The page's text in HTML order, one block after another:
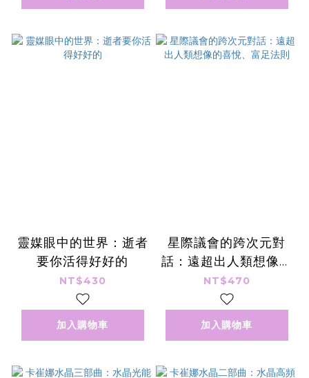
靈媒眼中的世界：逝者
要你活得好好的
NT$430
加入購物車
星際議會的跨次元對
話：遠超出人類想像的
喜悅、富足法則
NT$470
加入購物車